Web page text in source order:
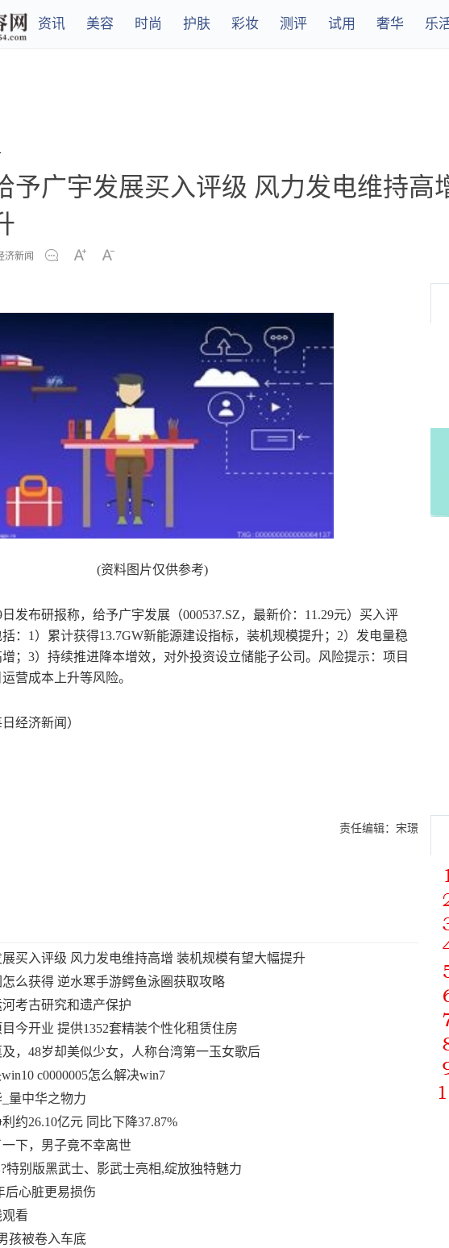
资讯 美容 时尚 护肤 彩妆 测评 试用 奢华 乐
予广宇发展买入评级 风力发电维持高
济新闻
(资料图片仅供参考)
发布研报称，给予广宇发展（000537.SZ，最新价：11.29元）买入评
：1）累计获得13.7GW新能源建设指标，装机规模提升；2）发电量稳
；3）持续推进降本增效，对外投资设立储能子公司。风险提示：项目
营成本上升等风险。
经济新闻）
责任编辑：宋璟
买入评级 风力发电维持高增 装机规模有望大幅提升
么获得 逆水寒手游鳄鱼泳圈获取攻略
考古研究和遗产保护
今开业 提供1352套精装个性化租赁住房
，48岁却美似少女，人称台湾第一玉女歌后
c0000005怎么解决win7
量中华之物力
约26.10亿元 同比下降37.87%
下，男子竟不幸离世
特别版黑武士、影武士亮相,绽放独特魅力
后心脏更易损伤
看
孩被卷入车底